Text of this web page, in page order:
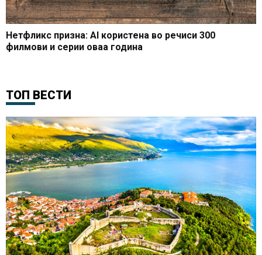
Нетфликс призна: AI користена во речиси 300
филмови и серии оваа година
ТОП ВЕСТИ